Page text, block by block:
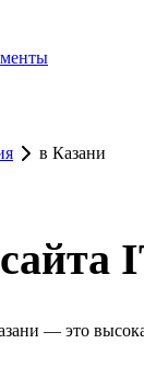
в Казани
— это